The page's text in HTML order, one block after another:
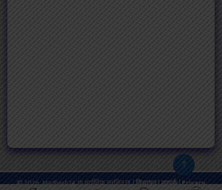
© 2026: Madhesh24 मा सर्वाधिक सुरक्षित छ. |बिज्ञापन|सम्पर्क|Privacy